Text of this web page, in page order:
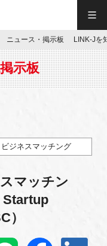
ニュース・掲示板 LINK-Jを
示板
ビジネスマッチング
マッチン
）